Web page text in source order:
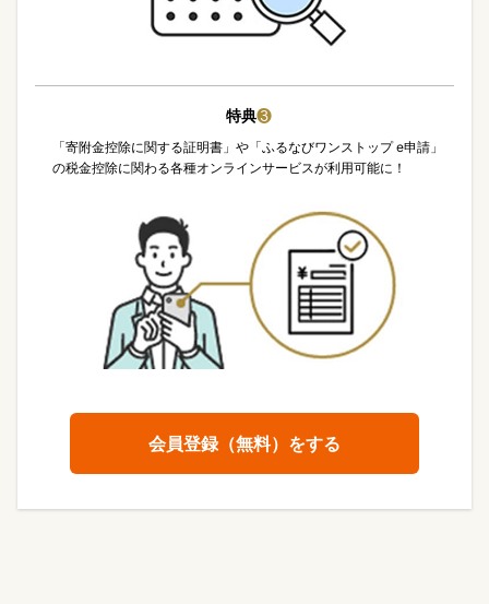
特典❸
「寄附金控除に関する証明書」や「ふるなびワンストップ e申請」
の税金控除に関わる各種オンラインサービスが利用可能に！
会員登録（無料）をする